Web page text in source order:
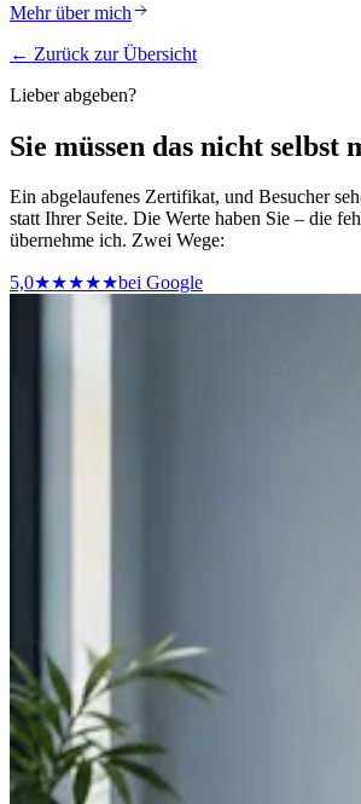
Mehr über mich
← Zurück zur Übersicht
Lieber abgeben?
Sie müssen das nicht selbst
Ein abgelaufenes Zertifikat, und Besucher
statt Ihrer Seite. Die Werte haben Sie – die
übernehme ich. Zwei Wege:
5,0★★★★★bei Google